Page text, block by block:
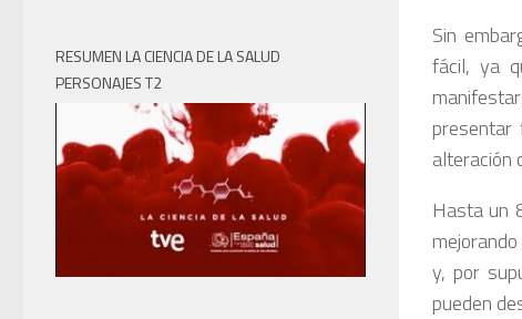
Sin
fácil, ya
presentar
alteración
Hasta un
y, por
pueden
RESUMEN LA CIENCIA DE LA SALUD
PERSONAJES T2